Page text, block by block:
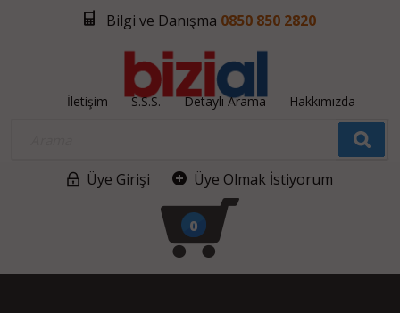
Bilgi ve Danışma 0850 850 2820
İletişim S.S.S. Detaylı Arama Hakkımızda
Üye Girişi Üye Olmak İstiyorum
0